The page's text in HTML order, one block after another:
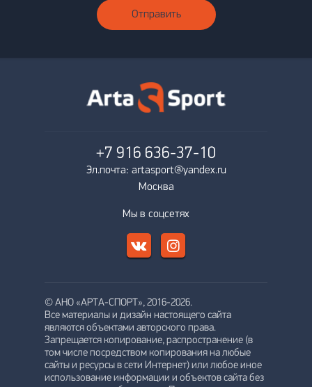
Отправить
+7 916 636-37-10
Эл.почта: artasport@yandex.ru
Москва
Мы в соцсетях
© АНО «АРТА-СПОРТ», 2016-2026.
Все материалы и дизайн настоящего сайта
являются объектами авторского права.
Запрещается копирование, распространение (в
том числе посредством копирования на любые
сайты и ресурсы в сети Интернет) или любое иное
использование информации и объектов сайта без